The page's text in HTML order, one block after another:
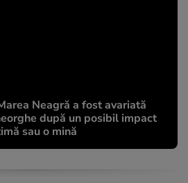
Neagră a fost avariată
după un posibil impact
sau o mină